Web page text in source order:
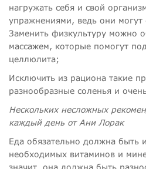
нагружать себя и свой
упражнениями, ведь они могут
Заменить физкультуру можно
массажем, которые помогут
целлюлита;
Исключить из рациона такие
разнообразные соленья и
Нескольких несложных
каждый день от Ани Лорак
Еда обязательно должна быть
необходимых витаминов и
значит, она должна быть